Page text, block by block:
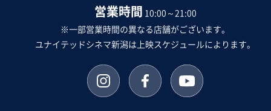
営業時間 10:00～21:00
※一部営業時間の異なる店舗がございます。
ユナイテッドシネマ新潟は上映スケジュールによります。